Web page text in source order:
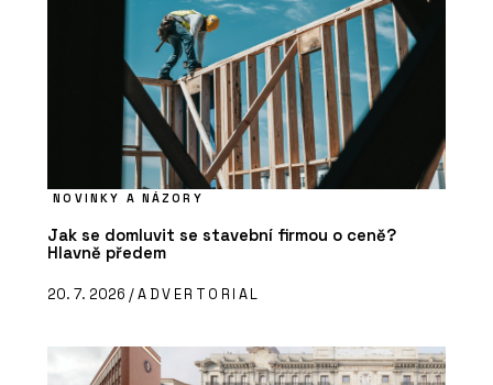
NOVINKY A NÁZORY
Jak se domluvit se stavební firmou o ceně?
Hlavně předem
20. 7. 2026 /ADVERTORIAL